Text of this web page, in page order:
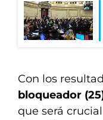
Con los
bloqueador
que será